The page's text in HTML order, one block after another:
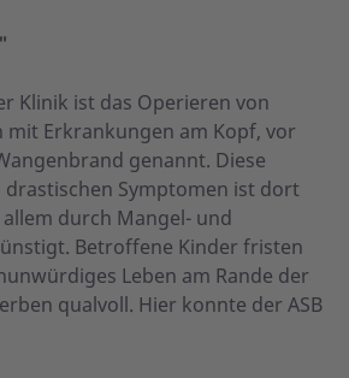
Klinik ist das Operieren von
Erkrankungen am Kopf, vor
genannt. Diese
Symptomen ist dort
durch Mangel- und
Betroffene Kinder fristen
Leben am Rande der
qualvoll. Hier konnte der ASB